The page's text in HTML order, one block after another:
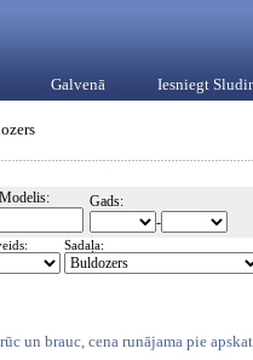
Galvenā Iesniegt
Modelis:
Gads:
-
Sadaļa:
un brauc, cena runājama pie